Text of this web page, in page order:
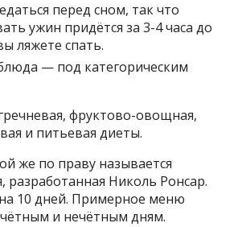
перед сном, так что
ужин придётся за 3-4 часа до
ляжете спать.
— под категорическим
фруктово-овощная,
и питьевая диеты.
же по праву называется
разработанная Николь Ронсар.
10 дней. Примерное меню
чётным и нечётным дням.